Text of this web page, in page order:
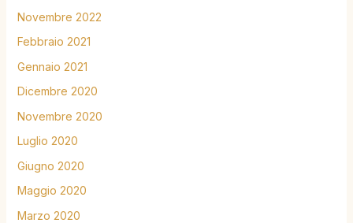
Novembre 2022
Febbraio 2021
Gennaio 2021
Dicembre 2020
Novembre 2020
Luglio 2020
Giugno 2020
Maggio 2020
Marzo 2020